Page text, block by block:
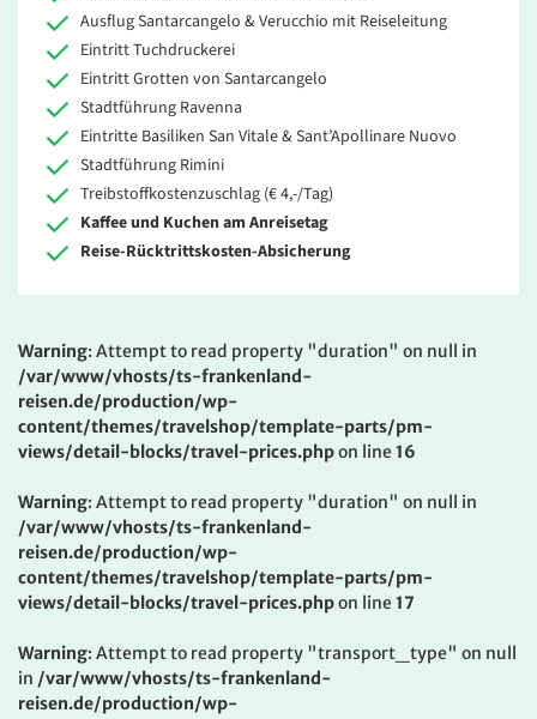
Ausflug Santarcangelo & Verucchio mit Reiseleitung
Eintritt Tuchdruckerei
Eintritt Grotten von Santarcangelo
Stadtführung Ravenna
Eintritte Basiliken San Vitale & Sant’Apollinare Nuovo
Stadtführung Rimini
Treibstoffkostenzuschlag (€ 4,-/Tag)
Kaffee und Kuchen am Anreisetag
Reise-Rücktrittskosten-Absicherung
Warning: Attempt to read property "duration" on null in
/var/www/vhosts/ts-frankenland-
reisen.de/production/wp-
content/themes/travelshop/template-parts/pm-
views/detail-blocks/travel-prices.phpon line 16
Warning: Attempt to read property "duration" on null in
/var/www/vhosts/ts-frankenland-
reisen.de/production/wp-
content/themes/travelshop/template-parts/pm-
views/detail-blocks/travel-prices.phpon line 17
Warning: Attempt to read property "transport_type" on null
in /var/www/vhosts/ts-frankenland-
reisen.de/production/wp-